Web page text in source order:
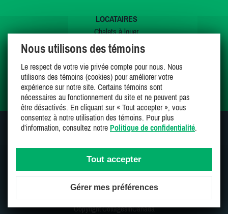
LOCATAIRES
Chalets à louer
Chalets à vendre
Offres spéciales
Mes favoris
SUIVEZ-NOUS SUR
Une entreprise 100% canadienne et fière de l'être
Copyright CottagesInCanada
Nous utilisons des témoins
Le respect de votre vie privée compte pour nous. Nous
utilisons des témoins (cookies) pour améliorer votre
expérience sur notre site. Certains témoins sont
nécessaires au fonctionnement du site et ne peuvent pas
être désactivés. En cliquant sur « Tout accepter », vous
consentez à notre utilisation des témoins. Pour plus
d’information, consultez notre Politique de confidentialité.
Tout accepter
Gérer mes préférences